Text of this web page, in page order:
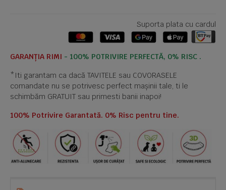
Suporta plata cu cardul
GARANȚIA RIMI - 100% POTRIVIRE PERFECTĂ, 0% RISC .
*Iti garantam ca dacă TAVITELE sau COVORASELE
comandate nu se potrivesc perfect mașinii tale, ti le
schimbăm GRATUIT sau primesti banii inapoi!
100% Potrivire Garantată. 0% Risc pentru tine.